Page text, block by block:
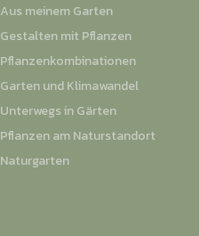
Aus meinem Garten
Gestalten mit Pflanzen
Pflanzenkombinationen
Garten und Klimawandel
Unterwegs in Gärten
Pflanzen am Naturstandort
Naturgarten